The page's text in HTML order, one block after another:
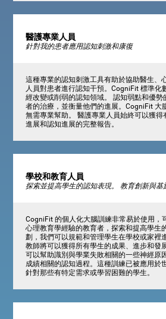
醫護專業人員
針對我的患者應用認知刺激和康復
這種專業的認知刺激工具有助於協助醫生、
人員對患者進行認知干預。CogniFit 標準化
經改變或削弱的認知領域。 認知弱點和優勢
者的治療，並衡量他們的進展。CogniFit 大
無需專業幫助。 醫護專業人員始終可以獲得
進展和認知進展的完整報告。
學校和教育人員
探索並提高學生的認知表現。 教育創新與基
CogniFit 的個人化大腦訓練非常易於使用，
心理教育學經驗的教育者，探索和提高學生
劃，我們可以規範和管理學生在學校或家裡
教師將可以獲得所有學生的成果、進步和發
可以幫助識別與學業失敗相關的一些神經原
成績相關的認知過程。這種訓練已被應用於
針對那些有特定需求或學習困難的學生。